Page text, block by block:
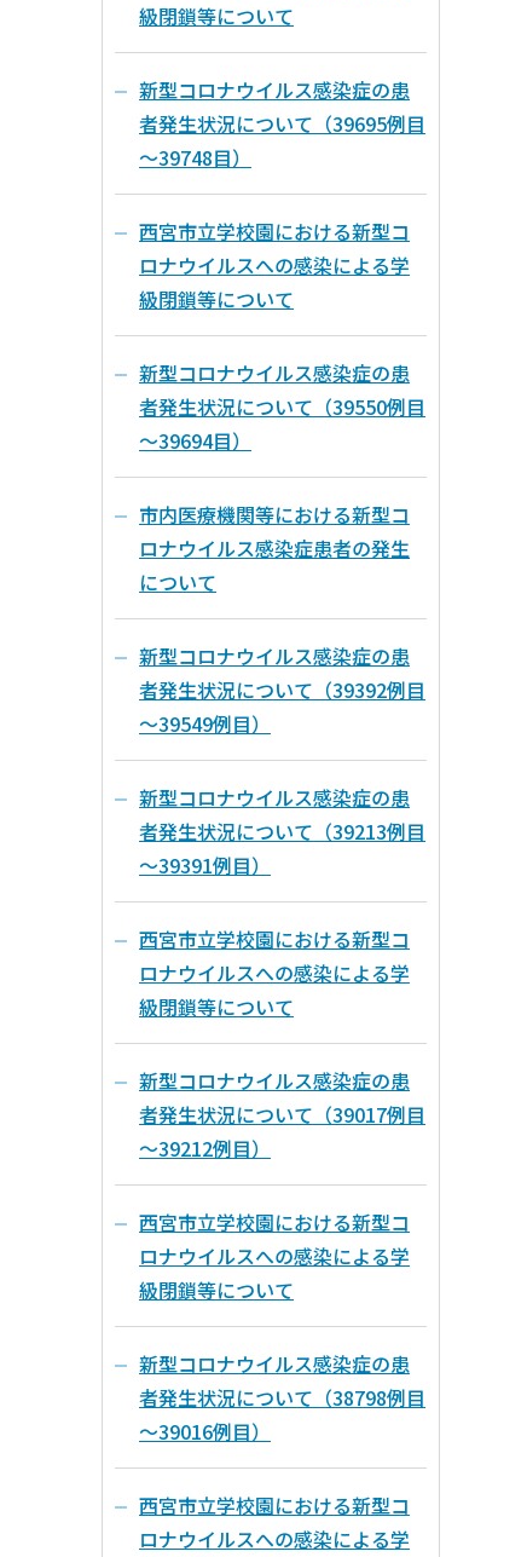
級閉鎖等について
新型コロナウイルス感染症の患
者発生状況について（39695例目
～39748目）
西宮市立学校園における新型コ
ロナウイルスへの感染による学
級閉鎖等について
新型コロナウイルス感染症の患
者発生状況について（39550例目
～39694目）
市内医療機関等における新型コ
ロナウイルス感染症患者の発生
について
新型コロナウイルス感染症の患
者発生状況について（39392例目
～39549例目）
新型コロナウイルス感染症の患
者発生状況について（39213例目
～39391例目）
西宮市立学校園における新型コ
ロナウイルスへの感染による学
級閉鎖等について
新型コロナウイルス感染症の患
者発生状況について（39017例目
～39212例目）
西宮市立学校園における新型コ
ロナウイルスへの感染による学
級閉鎖等について
新型コロナウイルス感染症の患
者発生状況について（38798例目
～39016例目）
西宮市立学校園における新型コ
ロナウイルスへの感染による学